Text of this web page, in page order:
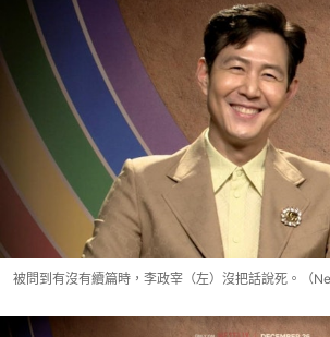
被問到有沒有續篇時，李政宰（左）沒把話說死。（